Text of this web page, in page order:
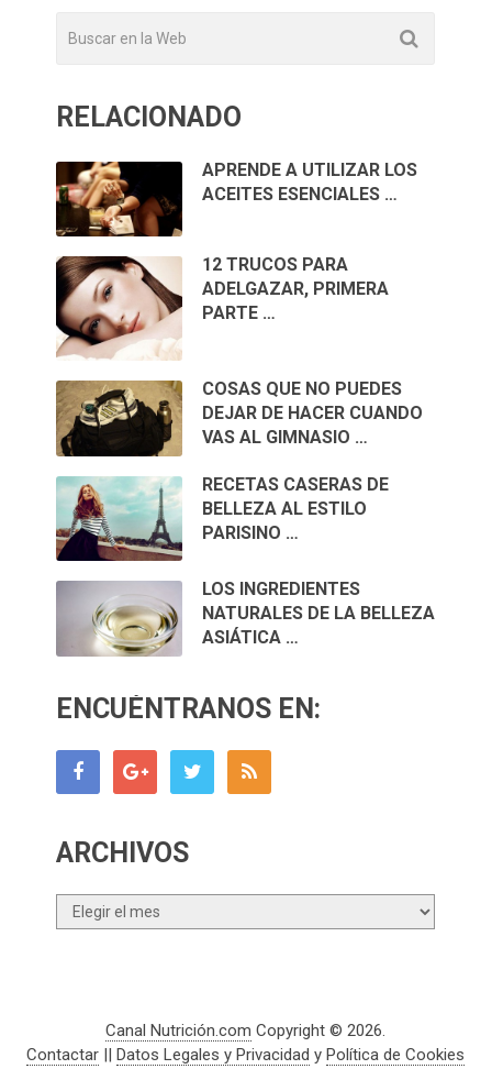
RELACIONADO
APRENDE A UTILIZAR LOS
ACEITES ESENCIALES …
12 TRUCOS PARA
ADELGAZAR, PRIMERA
PARTE …
COSAS QUE NO PUEDES
DEJAR DE HACER CUANDO
VAS AL GIMNASIO …
RECETAS CASERAS DE
BELLEZA AL ESTILO
PARISINO …
LOS INGREDIENTES
NATURALES DE LA BELLEZA
ASIÁTICA …
ENCUÉNTRANOS EN:
ARCHIVOS
Archivos
Canal Nutrición.com Copyright © 2026.
Contactar ||Datos Legales y Privacidad yPolítica de Cookies